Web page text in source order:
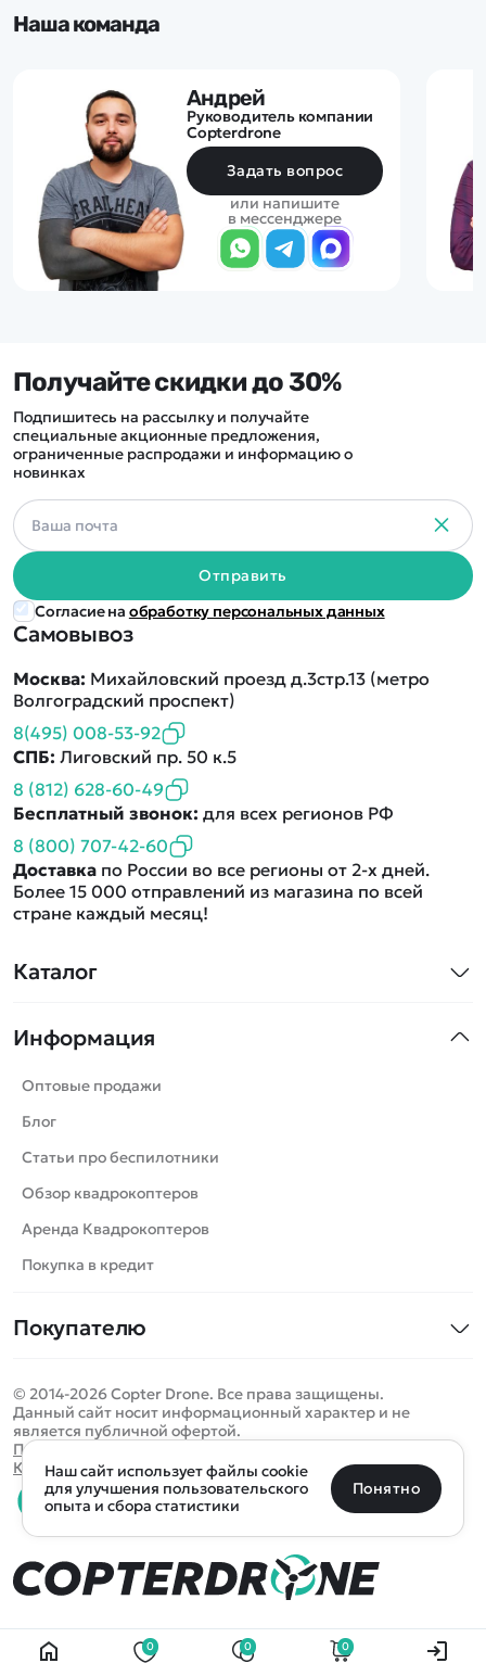
Наша команда
Андрей
Руководитель компании
Copterdrone
Задать вопрос
или напишите
в мессенджере
Каталог
Машинки
Танки
Вертолеты
Катера
Роботы
Самолеты
Сборные модели
Спецтехника
Игрушки
Запчасти для моделей
Бренды
Информация
Оптовые продажи
Блог
Статьи про беспилотники
Обзор квадрокоптеров
Аренда Квадрокоптеров
Покупка в кредит
Покупателю
Оплата и доставка
Помощь
Отследить заказ
Оплата на сайте
Самовывоз
Москва: Михайловский проезд д.3стр.13 (метро
Волгоградский проспект)
8(495) 008-53-92
СПБ: Лиговский пр. 50 к.5
8 (812) 628-60-49
Бесплатный звонок: для всех регионов РФ
8 (800) 707-42-60
Доставка по России во все регионы от 2-х дней.
Более 15 000 отправлений из магазина по всей
стране каждый месяц!
Получайте скидки до 30%
Подпишитесь на рассылку и получайте
специальные акционные предложения,
ограниченные распродажи и информацию о
новинках
Отправить
Согласие на обработку персональных данных
© 2014-2026 Copter Drone. Все права защищены.
Данный сайт носит информационный характер и не
является публичной офертой.
Политика конфиденциальности
Карта сайта
0 товаров Очистить
0 ₽ В корзину
0 0 0
Определить местоположение
Санкт-Петербург Москва Майкоп Уфа
Все подборки
Ещё более 300 населённых пунктов
Наш сайт использует файлы cookie
для улучшения пользовательского
опыта и сбора статистики
Понятно